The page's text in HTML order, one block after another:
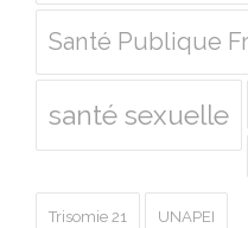
Santé Publique
santé sexuelle
Trisomie 21 UNAPEI